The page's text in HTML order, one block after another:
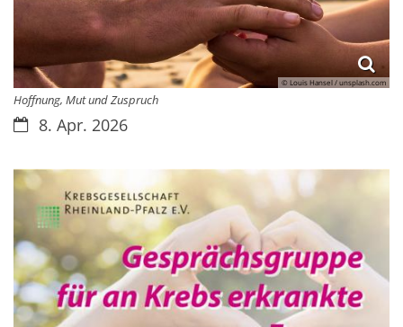
© Louis Hansel / unsplash.com
Hoffnung, Mut und Zuspruch
Datum:8. Apr. 2026